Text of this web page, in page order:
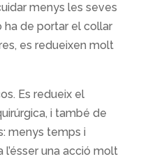
menys les seves
de portar el collar
es redueixen molt
Es redueix el
i també de
menys temps i
una acció molt